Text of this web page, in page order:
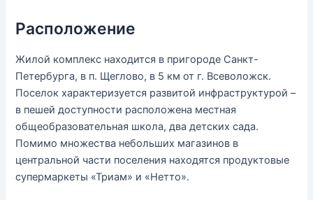
Расположение
Жилой комплекс находится в пригороде Санкт-
Петербурга, в п. Щеглово, в 5 км от г. Всеволожск.
Поселок характеризуется развитой инфраструктурой –
в пешей доступности расположена местная
общеобразовательная школа, два детских сада.
Помимо множества небольших магазинов в
центральной части поселения находятся продуктовые
супермаркеты «Триам» и «Нетто».